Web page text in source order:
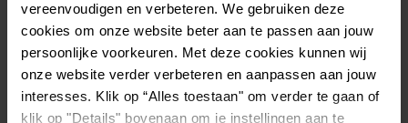
vereenvoudigen en verbeteren. We gebruiken deze
cookies om onze website beter aan te passen aan jouw
persoonlijke voorkeuren. Met deze cookies kunnen wij
onze website verder verbeteren en aanpassen aan jouw
interesses. Klik op “Alles toestaan" om verder te gaan of
klik op "Details" bovenaan om je instellingen aan te
L'écorce d'ornement Horta est une écorce de qualité
d'origine méditerranéenne, issue du Pinus Maritima. Cette
écorce dure a été triée, calibrée et débarrassée des fibres.
L'écorce d'ornement Horta se caractérise par sa couleur
rouge-brun et sa très longue durée de vie. L'écorce